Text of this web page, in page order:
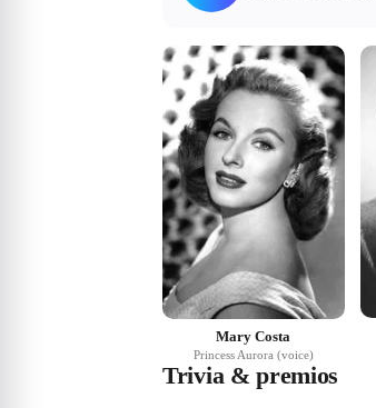
Mary Costa
Princess Aurora (voice)
Trivia & premios